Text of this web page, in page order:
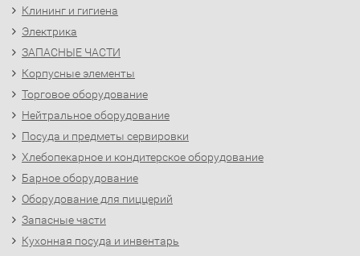
Клининг и гигиена
Электрика
ЗАПАСНЫЕ ЧАСТИ
Корпусные элементы
Торговое оборудование
Нейтральное оборудование
Посуда и предметы сервировки
Хлебопекарное и кондитерское оборудование
Барное оборудование
Оборудование для пиццерий
Запасные части
Кухонная посуда и инвентарь